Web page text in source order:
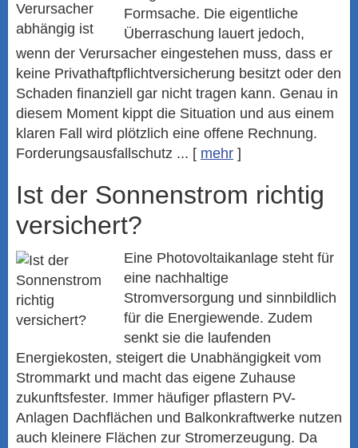
Formsache. Die eigentliche
Überraschung lauert jedoch,
wenn der Verursacher eingestehen muss, dass er
keine Privathaftpflichtversicherung besitzt oder den
Schaden finanziell gar nicht tragen kann. Genau in
diesem Moment kippt die Situation und aus einem
klaren Fall wird plötzlich eine offene Rechnung.
Forderungsausfallschutz ... [ mehr ]
Ist der Sonnenstrom richtig
versichert?
Eine Photovoltaikanlage steht für
eine nachhaltige
Stromversorgung und sinnbildlich
für die Energiewende. Zudem
senkt sie die laufenden
Energiekosten, steigert die Unabhängigkeit vom
Strommarkt und macht das eigene Zuhause
zukunftsfester. Immer häufiger pflastern PV-
Anlagen Dachflächen und Balkonkraftwerke nutzen
auch kleinere Flächen zur Stromerzeugung. Da